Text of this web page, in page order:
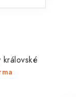
královské